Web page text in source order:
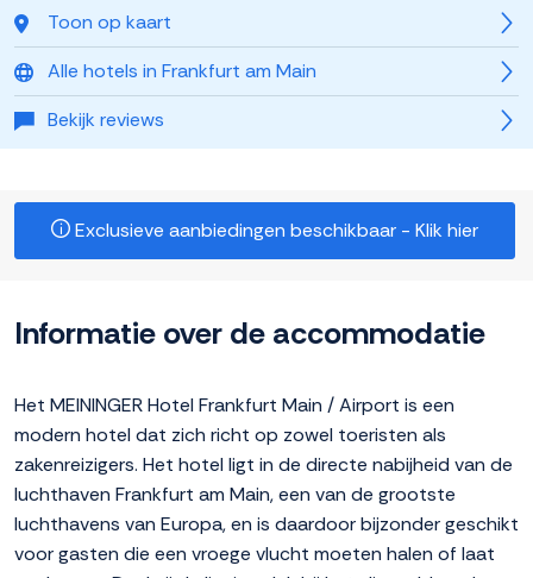
Toon op kaart
Alle hotels in Frankfurt am Main
Bekijk reviews
Exclusieve aanbiedingen beschikbaar - Klik hier
Informatie over de accommodatie
Het MEININGER Hotel Frankfurt Main / Airport is een
modern hotel dat zich richt op zowel toeristen als
zakenreizigers. Het hotel ligt in de directe nabijheid van de
luchthaven Frankfurt am Main, een van de grootste
luchthavens van Europa, en is daardoor bijzonder geschikt
voor gasten die een vroege vlucht moeten halen of laat